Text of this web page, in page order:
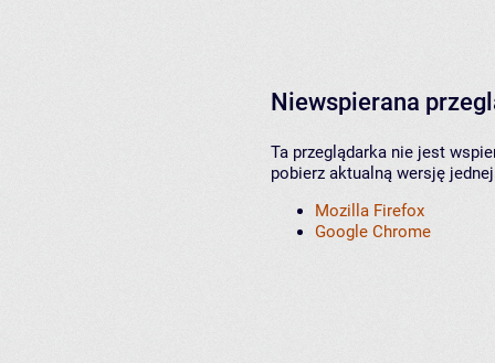
Niewspierana
Ta przeglądarka nie jest
pobierz aktualną wersję
Mozilla Firefox
Google Chrome